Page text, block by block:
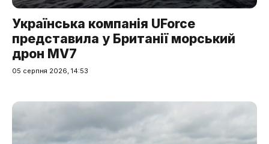
Українська компанія UForce
представила у Британії морський
дрон MV7
05 серпня 2026, 14:53